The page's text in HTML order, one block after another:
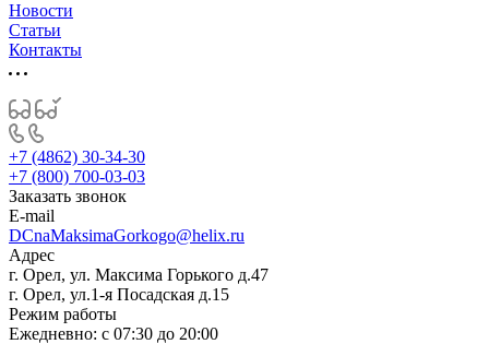
Новости
Статьи
Контакты
+7 (4862) 30-34-30
+7 (800) 700-03-03
Заказать звонок
E-mail
DCnaMaksimaGorkogo@helix.ru
Адрес
г. Орел, ул. Максима Горького д.47
г. Орел, ул.1-я Посадская д.15
Режим работы
Ежедневно: с 07:30 до 20:00